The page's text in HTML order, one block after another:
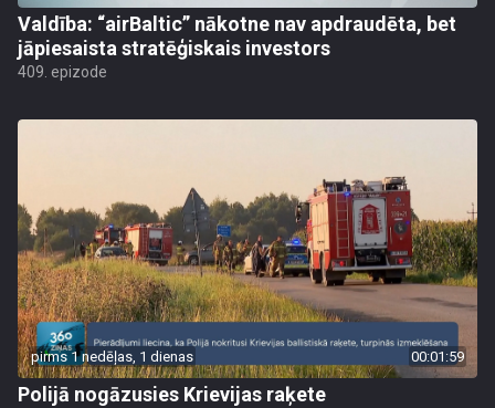
Valdība: “airBaltic” nākotne nav apdraudēta, bet
jāpiesaista stratēģiskais investors
409. epizode
pirms 1 nedēļas, 1 dienas 00:01:59
Polijā nogāzusies Krievijas raķete